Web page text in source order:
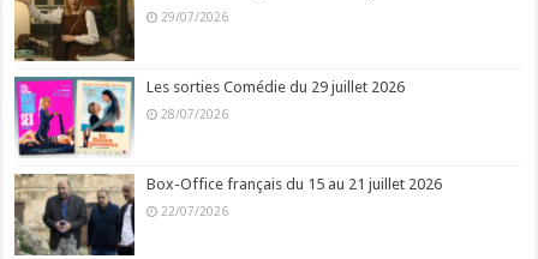
29/07/2026
Les sorties Comédie du 29 juillet 2026
28/07/2026
Box-Office français du 15 au 21 juillet 2026
22/07/2026